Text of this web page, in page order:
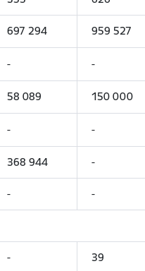
697 294 959 527
- -
58 089 150 000
- -
368 944 -
- -
- 39